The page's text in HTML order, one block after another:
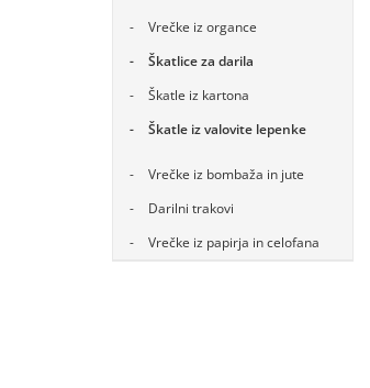
Vrečke iz organce
Škatlice za darila
Škatle iz kartona
Škatle iz valovite lepenke
Vrečke iz bombaža in jute
Darilni trakovi
Vrečke iz papirja in celofana